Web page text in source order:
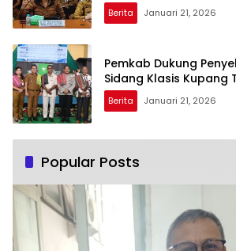
Berita Januari 21, 2026
Pemkab Dukung
Sidang Klasis Kupang
Berita Januari 21, 2026
Popular Posts